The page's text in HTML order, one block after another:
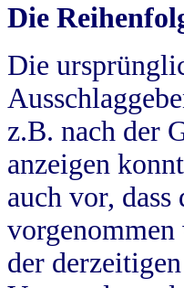
Die
Die
z.B. nach der
anzeigen
auch vor,
der